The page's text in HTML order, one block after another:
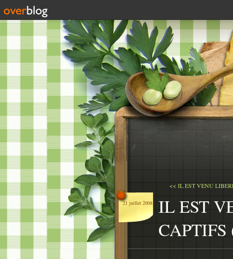
<< IL EST VENU
21 juillet 2008
IL EST
CAPTIFS